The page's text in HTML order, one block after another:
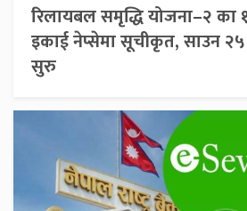
रिलायबल समृद्धि योजना–२
इकाई नेप्सेमा सूचीकृत, साउन २५
सुरु